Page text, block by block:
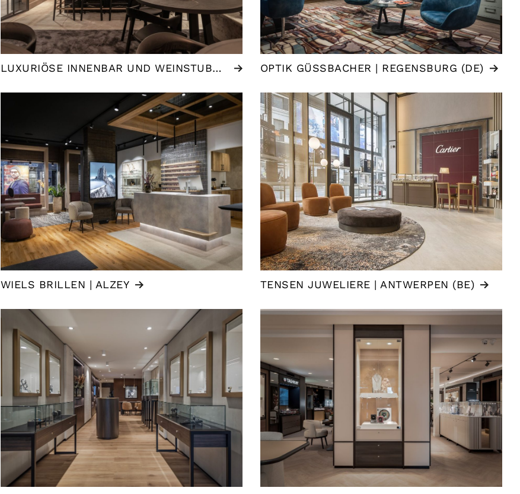
LUXURIÖSE INNENBAR UND WEINSTUBE | NEDERLAND OPTIK GÜSSBACHER | REGENSBURG (DE)
WIELS BRILLEN | ALZEY TENSEN JUWELIERE | ANTWERPEN (BE)